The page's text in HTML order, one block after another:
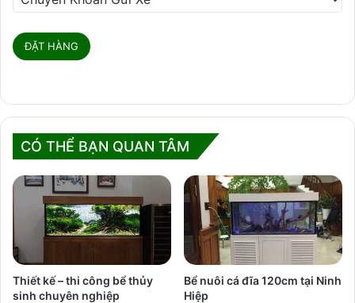
CÓ THỂ BẠN QUAN TÂM
Thiết kế – thi công bể thủy
sinh chuyên nghiệp
Bể nuôi cá đĩa 120cm tại Ninh
Hiệp